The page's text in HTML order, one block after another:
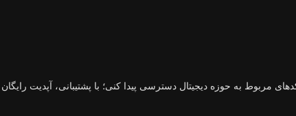
به حوزه دیجیتال دسترسی پیدا کنی؛ با پشتیبانی، آپدیت رایگان